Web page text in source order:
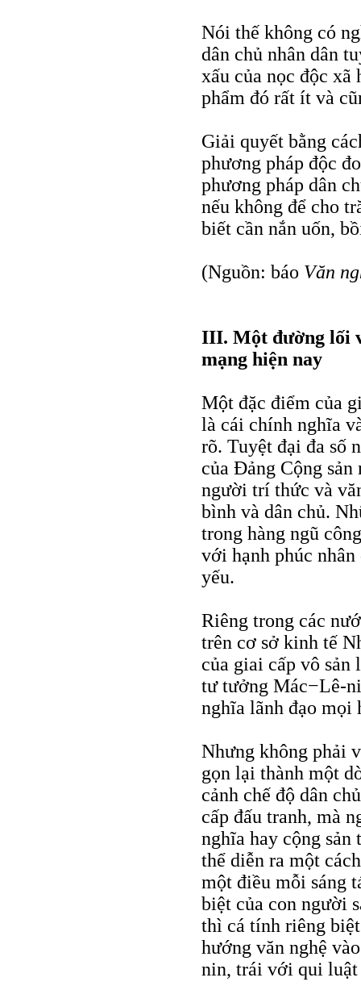
Nói thế không có
dân chủ nhân dân
xấu của nọc độc
phẩm đó rất ít và
Giải quyết bằng
phương pháp độc
phương pháp dân
nếu không để cho
biết cần nắn uốn,
(Nguồn: báo Văn
III. Một đường lối
mạng hiện nay
Một đặc điểm của
là cái chính nghĩa
rõ. Tuyệt đại đa số
của Đảng Cộng
người trí thức và
bình và dân chủ.
trong hàng ngũ
với hạnh phúc
yếu.
Riêng trong các
trên cơ sở kinh tế
của giai cấp vô sản
tư tưởng Mác−Lê-
nghĩa lãnh đạo mọi
Nhưng không phải
gọn lại thành một
cảnh chế độ dân
cấp đấu tranh, mà
nghĩa hay cộng
thể diễn ra một
một điều mỗi sáng
biệt của con người
thì cá tính riêng
hướng văn nghệ
nin, trái với qui luật